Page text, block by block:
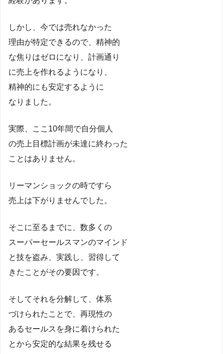
しかし、今では売れなかった
理由が特定できるので、精神的
な焦りはゼロになり、計画通り
に売上を作れるようになり、
精神的にも安定するように
なりました。
実際、ここ10年間で自分個人
の売上目標計画が未達に終わった
ことはありません。
リーマンショックの時ですら
売上は下がりませんでした。
そこに至るまでに、数多くの
スーパーセールスマンのマインド
と技を盗み、実践し、習得して
きたことがその要因です。
そしてそれを分解して、体系
づけられたことで、再現性の
あるセールスを身に着けられた
とから安定的な結果を残せる